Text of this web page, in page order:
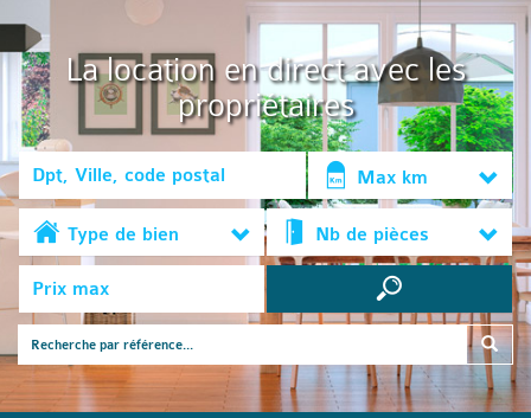
La location en direct avec les
propriétaires
Max km
Type de bien Nb de pièces